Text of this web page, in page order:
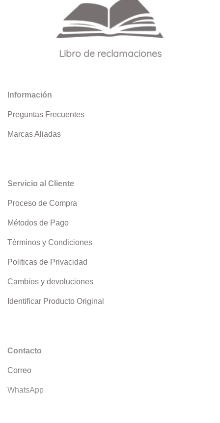
Libro de reclamaciones
Información
Preguntas Frecuentes
Marcas Aliadas
Servicio al Cliente
Proceso de Compra
Métodos de Pago
Tèrminos y Condiciones
Politicas de Privacidad
Cambios y devoluciones
Identificar Producto Original
Contacto
Correo
WhatsApp